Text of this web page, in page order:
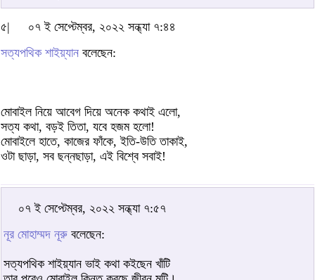
৫|
০৭ ই সেপ্টেম্বর, ২০২২ সন্ধ্যা ৭:৪৪
সত্যপথিক শাইয়্যান বলেছেন:
মোবাইল নিয়ে আবেগ দিয়ে অনেক কথাই এলো,
সত্য কথা, বড়ই তিতা, যবে হজম হলো!
মোবাইলে হাতে, কাজের ফাঁকে, ইতি-উতি তাকাই,
ওটা ছাড়া, সব ছন্নছাড়া, এই বিশ্বে সবাই!
০৭ ই সেপ্টেম্বর, ২০২২ সন্ধ্যা ৭:৫৭
নূর মোহাম্মদ নূরু বলেছেন:
সত্যপথিক শাইয়্যান ভাই কথা কইছেন খাঁটি